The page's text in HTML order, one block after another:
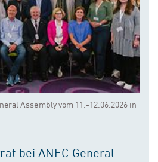
Assembly vom 11.-12.06.2026 in
bei ANEC General